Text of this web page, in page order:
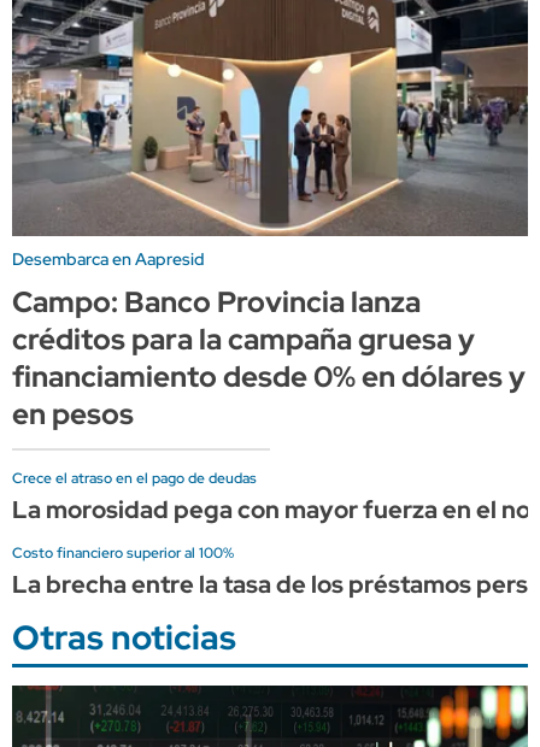
Desembarca en Aapresid
Campo: Banco Provincia lanza
créditos para la campaña gruesa y
financiamiento desde 0% en dólares y
en pesos
Crece el atraso en el pago de deudas
La morosidad pega con mayor fuerza en el
Costo financiero superior al 100%
La brecha entre la tasa de los préstamos
Otras noticias